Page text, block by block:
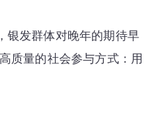
银发群体对晚年的期待早
质量的社会参与方式：用